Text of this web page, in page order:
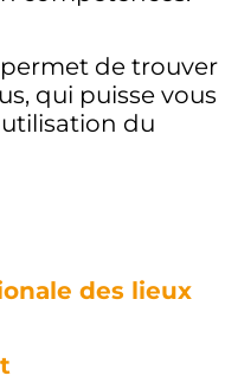
de trouver
qui puisse vous
du
des lieux